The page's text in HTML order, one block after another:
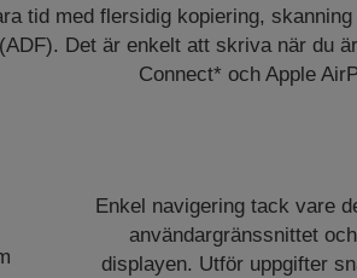
tid med flersidig kopiering,
Det är enkelt att skriva när du
Connect* och Apple
Enkel navigering tack vare
användargränssnittet
displayen. Utför uppgifter